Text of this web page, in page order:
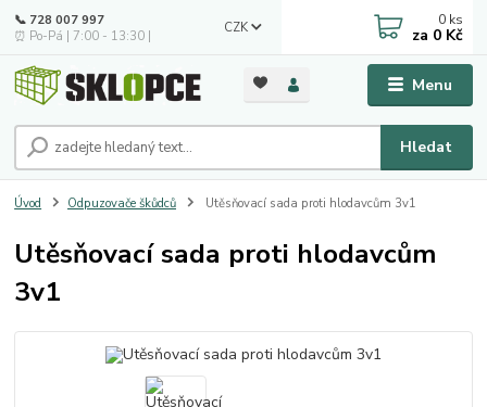
Menu
CZK
Hledat
📞 728 007 997
⏰ Po-Pá | 7:00 - 13:30 |
0 ks
za 0 Kč
Úvod Odpuzovače škůdců Utěsňovací sada proti hlodavcům 3v1
Utěsňovací sada proti hlodavcům
3v1